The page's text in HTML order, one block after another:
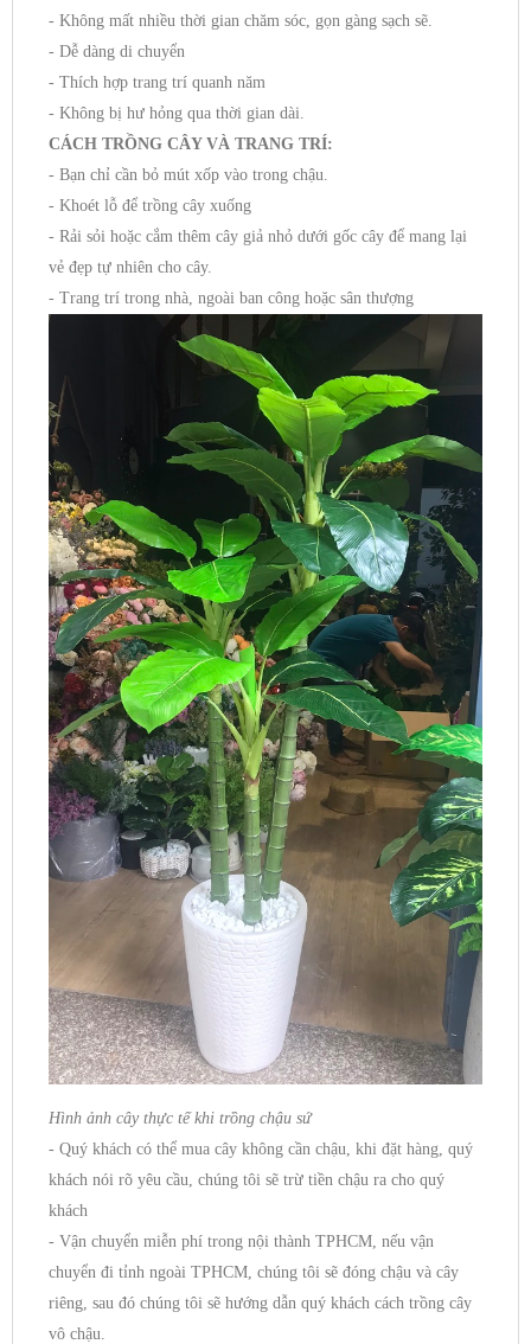
- Không mất nhiều thời gian chăm sóc, gọn gàng sạch sẽ.
- Dễ dàng di chuyển
- Thích hợp trang trí quanh năm
- Không bị hư hỏng qua thời gian dài.
CÁCH TRỒNG CÂY VÀ TRANG TRÍ:
- Bạn chỉ cần bỏ mút xốp vào trong chậu.
- Khoét lỗ để trồng cây xuống
- Rải sỏi hoặc cắm thêm cây giả nhỏ dưới gốc cây để mang lại
vẻ đẹp tự nhiên cho cây.
- Trang trí trong nhà, ngoài ban công hoặc sân thượng
Hình ảnh cây thực tế khi trồng chậu sứ
- Quý khách có thể mua cây không cần chậu, khi đặt hàng, quý
khách nói rõ yêu cầu, chúng tôi sẽ trừ tiền chậu ra cho quý
khách
- Vận chuyển miễn phí trong nội thành TPHCM, nếu vận
chuyển đi tỉnh ngoài TPHCM, chúng tôi sẽ đóng chậu và cây
riêng, sau đó chúng tôi sẽ hướng dẫn quý khách cách trồng cây
vô chậu.